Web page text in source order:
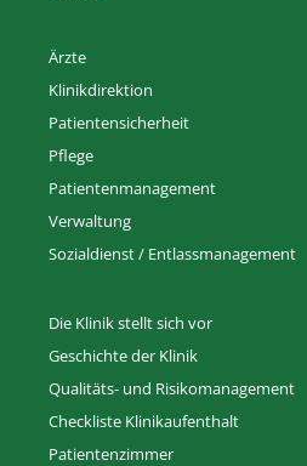
Ärzte
Klinikdirektion
Patientensicherheit
Pflege
Patientenmanagement
Verwaltung
Sozialdienst / Entlassmanagement
Die Klinik stellt sich vor
Geschichte der Klinik
Qualitäts- und Risikomanagement
Checkliste Klinikaufenthalt
Patientenzimmer